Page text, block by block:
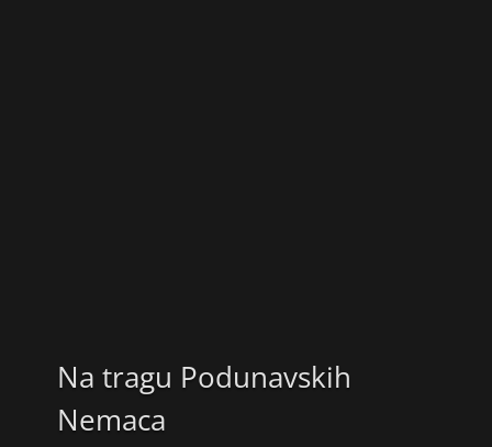
Na tragu Podunavskih
Nemaca